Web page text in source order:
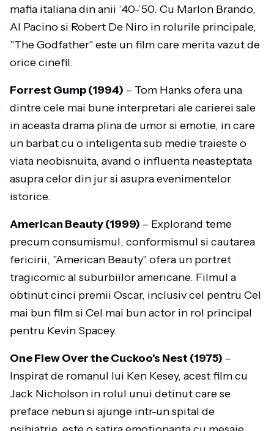
mafia italiana din anii ’40-’50. Cu Marlon Brando,
Al Pacino si Robert De Niro in rolurile principale,
"The Godfather" este un film care merita vazut de
orice cinefil.
Forrest Gump (1994) – Tom Hanks ofera una
dintre cele mai bune interpretari ale carierei sale
in aceasta drama plina de umor si emotie, in care
un barbat cu o inteligenta sub medie traieste o
viata neobisnuita, avand o influenta neasteptata
asupra celor din jur si asupra evenimentelor
istorice.
American Beauty (1999) – Explorand teme
precum consumismul, conformismul si cautarea
fericirii, "American Beauty" ofera un portret
tragicomic al suburbiilor americane. Filmul a
obtinut cinci premii Oscar, inclusiv cel pentru Cel
mai bun film si Cel mai bun actor in rol principal
pentru Kevin Spacey.
One Flew Over the Cuckoo’s Nest (1975) –
Inspirat de romanul lui Ken Kesey, acest film cu
Jack Nicholson in rolul unui detinut care se
preface nebun si ajunge intr-un spital de